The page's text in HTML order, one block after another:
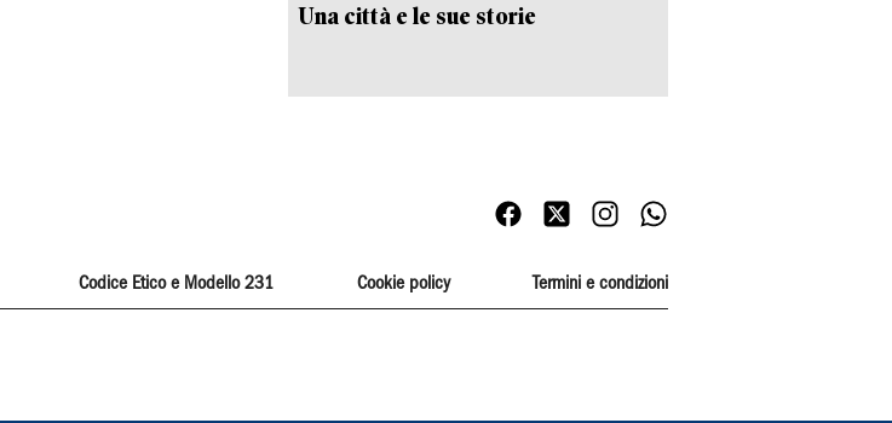
Una città e le sue storie
Codice Etico e Modello 231 Cookie policy Termini e condizioni